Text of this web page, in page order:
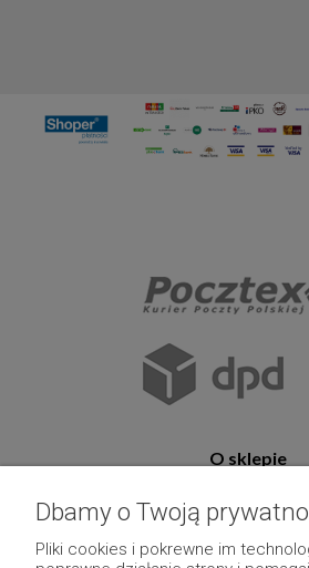
O sklepie
Płatność i
Dbamy o Twoją
Pliki cookies i pokrewne im